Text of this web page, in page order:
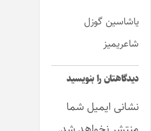
یاشاسین گوزل
شاعریمیز
دیدگاهتان را بنویسید
نشانی ایمیل شما